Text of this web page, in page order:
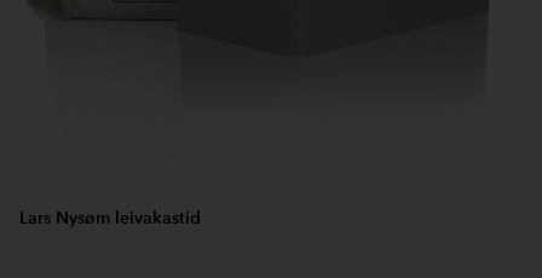
Lars Nysøm leivakastid